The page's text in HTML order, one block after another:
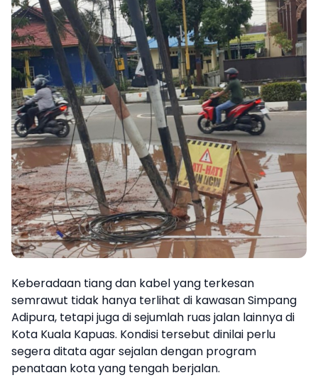
Keberadaan tiang dan kabel yang terkesan
semrawut tidak hanya terlihat di kawasan Simpang
Adipura, tetapi juga di sejumlah ruas jalan lainnya di
Kota Kuala Kapuas. Kondisi tersebut dinilai perlu
segera ditata agar sejalan dengan program
penataan kota yang tengah berjalan.